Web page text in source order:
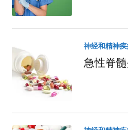
神经和精神
急性脊